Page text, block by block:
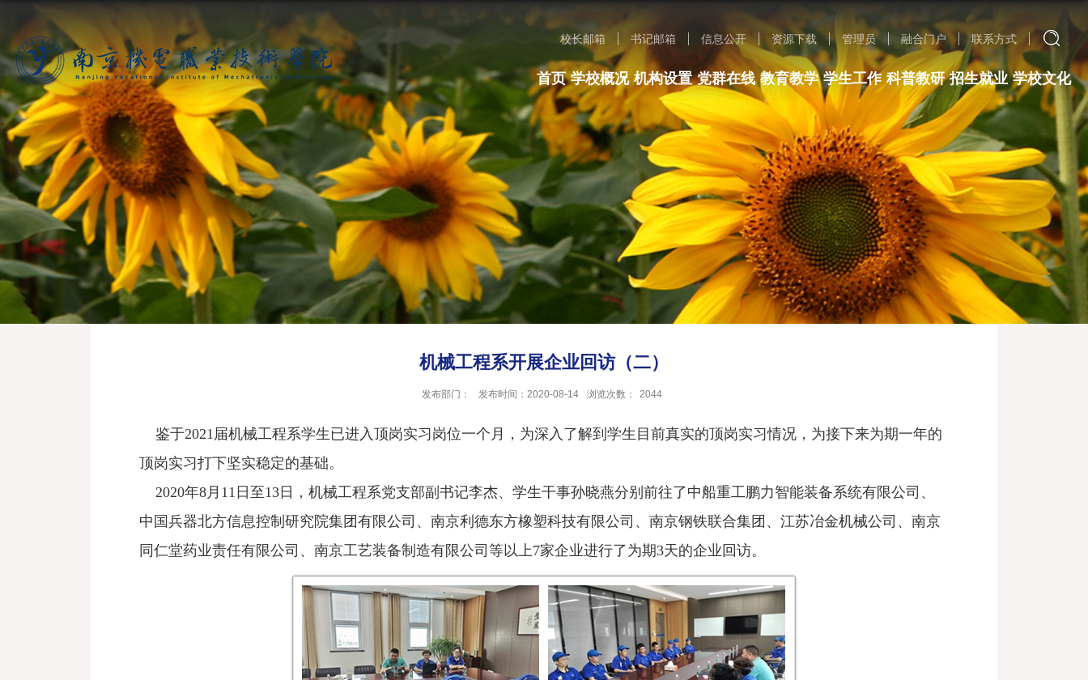
校长邮箱 书记邮箱 信息公开 资源下载 管理员 融合门户 联系方式
首页 学校概况 机构设置 党群在线 教育教学 学生工作 科普教研 招生就业 学校文化
机械工程系开展企业回访（二）
发布部门： 发布时间：2020-08-14 浏览次数： 2044
鉴于2021届机械工程系学生已进入顶岗实习岗位一个月，为深入了解到学生目前真实的顶岗实习情况，为接下来为期一年的
顶岗实习打下坚实稳定的基础。
2020年8月11日至13日，机械工程系党支部副书记李杰、学生干事孙晓燕分别前往了中船重工鹏力智能装备系统有限公司、
中国兵器北方信息控制研究院集团有限公司、南京利德东方橡塑科技有限公司、南京钢铁联合集团、江苏冶金机械公司、南京
同仁堂药业责任有限公司、南京工艺装备制造有限公司等以上7家企业进行了为期3天的企业回访。